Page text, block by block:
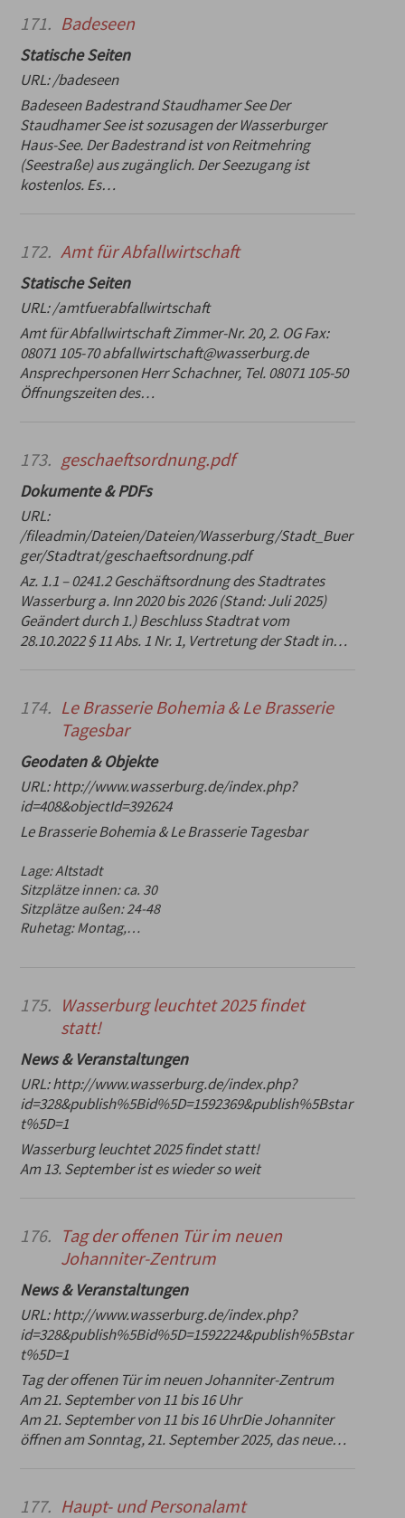
171. Badeseen
Statische Seiten
URL:/badeseen
Badeseen Badestrand Staudhamer See Der
Staudhamer See ist sozusagen der Wasserburger
Haus-See. Der Badestrand ist von Reitmehring
(Seestraße) aus zugänglich. Der Seezugang ist
kostenlos. Es…
172. Amt für Abfallwirtschaft
Statische Seiten
URL:/amtfuerabfallwirtschaft
Amt für Abfallwirtschaft Zimmer-Nr. 20, 2. OG Fax:
08071 105-70 abfallwirtschaft@wasserburg.de
Ansprechpersonen Herr Schachner, Tel. 08071 105-50
Öffnungszeiten des…
173. geschaeftsordnung.pdf
Dokumente & PDFs
URL:
/fileadmin/Dateien/Dateien/Wasserburg/Stadt_Buer
ger/Stadtrat/geschaeftsordnung.pdf
Az. 1.1 – 0241.2 Geschäftsordnung des Stadtrates
Wasserburg a. Inn 2020 bis 2026 (Stand: Juli 2025)
Geändert durch 1.) Beschluss Stadtrat vom
28.10.2022 § 11 Abs. 1 Nr. 1, Vertretung der Stadt in…
174. Le Brasserie Bohemia & Le Brasserie
Tagesbar
Geodaten & Objekte
URL:http://www.wasserburg.de/index.php?
id=408&objectId=392624
Le Brasserie Bohemia & Le Brasserie Tagesbar
Lage:Altstadt
Sitzplätze innen:ca. 30
Sitzplätze außen:24-48
Ruhetag:Montag,…
175. Wasserburg leuchtet 2025 findet
statt!
News & Veranstaltungen
URL:http://www.wasserburg.de/index.php?
id=328&publish%5Bid%5D=1592369&publish%5Bstar
t%5D=1
Wasserburg leuchtet 2025 findet statt!
Am 13. September ist es wieder so weit
176. Tag der offenen Tür im neuen
Johanniter-Zentrum
News & Veranstaltungen
URL:http://www.wasserburg.de/index.php?
id=328&publish%5Bid%5D=1592224&publish%5Bstar
t%5D=1
Tag der offenen Tür im neuen Johanniter-Zentrum
Am 21. September von 11 bis 16 Uhr
Am 21. September von 11 bis 16 UhrDie Johanniter
öffnen am Sonntag, 21. September 2025, das neue…
177. Haupt- und Personalamt